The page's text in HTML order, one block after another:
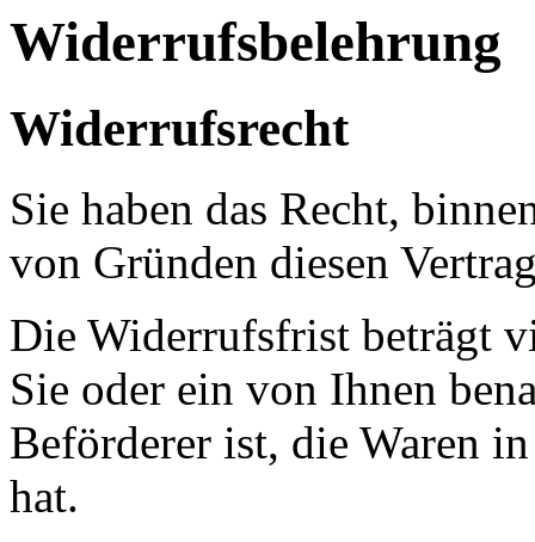
Widerrufsbelehrung
Widerrufsrecht
Sie haben das Recht,
von Gründen diesen
Die Widerrufsfrist beträgt
Sie oder ein von Ihnen
Beförderer ist, die Waren
hat.